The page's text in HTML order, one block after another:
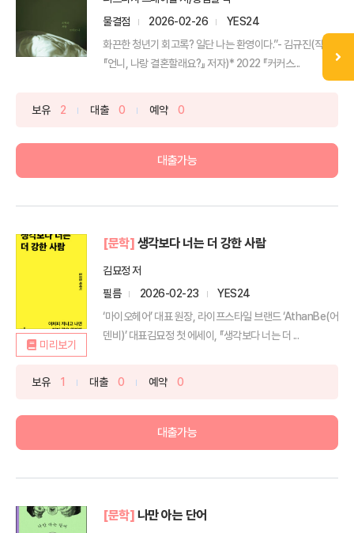
물결점
2026-02-26
YES24
화끈한 청년기 회고록? 일단 나는 환영이다.”- 김규진(작가,
『언니, 나랑 결혼할래요?』 저자)* 2022 『커커스...
보유 2 대출 0 예약 0
대출가능
미리보기
[문학] 생각보다 너는 더 강한 사람
김묘정 저
필름
2026-02-23
YES24
‘마이오헤어’ 대표 원장, 라이프스타일 브랜드 ‘AthanBe(어
덴비)’ 대표김묘정 첫 에세이, 『생각보다 너는 더 ...
보유 1 대출 0 예약 0
대출가능
[문학] 나만 아는 단어